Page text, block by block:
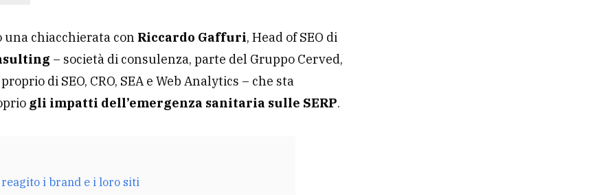
una chiacchierata con Riccardo Gaffuri, Head of SEO di
– società di consulenza, parte del Gruppo Cerved,
di SEO, CRO, SEA e Web Analytics – che sta
gli impatti dell’emergenza sanitaria sulle SERP.
reagito i brand e i loro siti